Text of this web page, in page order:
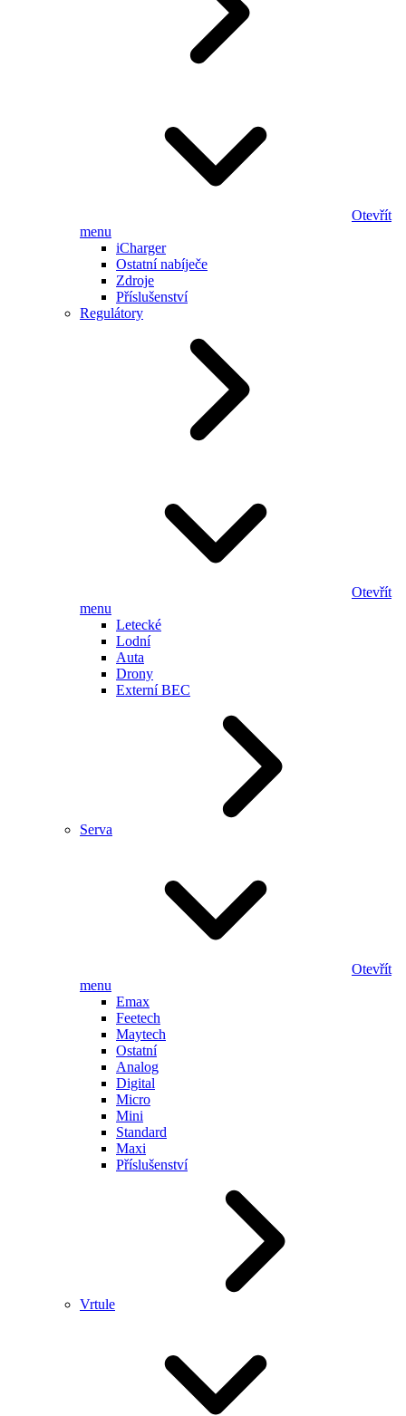
Otevřít
menu
iCharger
Ostatní nabíječe
Zdroje
Příslušenství
Regulátory
Otevřít
menu
Letecké
Lodní
Auta
Drony
Externí BEC
Serva
Otevřít
menu
Emax
Feetech
Maytech
Ostatní
Analog
Digital
Micro
Mini
Standard
Maxi
Příslušenství
Vrtule